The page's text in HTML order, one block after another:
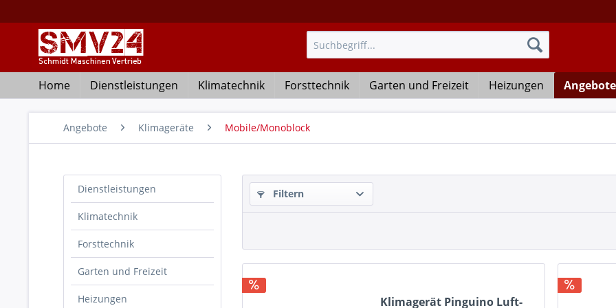
Home Dienstleistungen Klimatechnik Forsttechnik Garten und Freizeit Heizungen Angebote
Angebote Klimageräte Mobile/Monoblock
Dienstleistungen
Klimatechnik
Forsttechnik
Garten und Freizeit
Heizungen
Filtern
Klimagerät Pinguino Luft-